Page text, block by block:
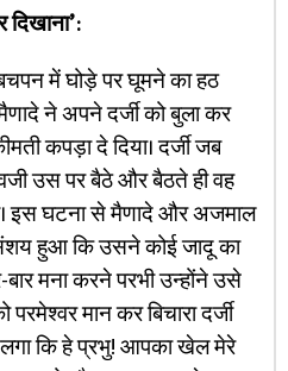
:
में घोड़े पर घूमने का हठ
ने अपने दर्जी को बुला कर
कपड़ा दे दिया। दर्जी जब
उस पर बैठे और बैठते ही वह
इस घटना से मैणादे और अजमाल
हुआ कि उसने कोई जादू का
बार मना करने परभी उन्होंने उसे
मान कर बिचारा दर्जी
कि हे प्रभु! आपका खेल मेरे